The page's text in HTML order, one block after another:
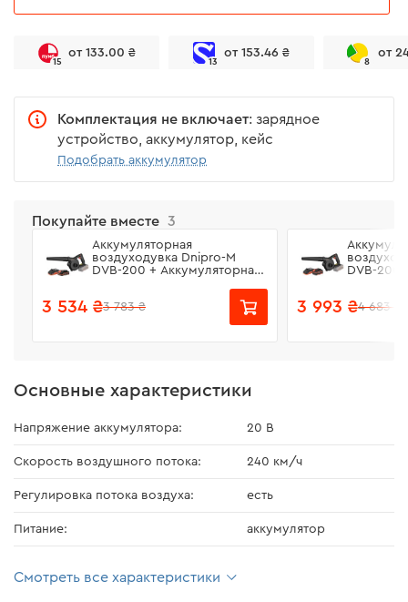
15
от 133.00 ₴
13
от 153.46 ₴
8
от
Комплектация не включает: зарядное
устройство, аккумулятор, кейс
Подобрать аккумулятор
Покупайте вместе 3
Аккумуляторная
воздуходувка Dnipro-M
DVB-200 + Аккумуляторная
3 534 ₴3 783 ₴
DVB-200
3 993 ₴4 683 ₴
Основные характеристики
Напряжение аккумулятора: 20 В
Скорость воздушного потока: 240 км/ч
Регулировка потока воздуха: есть
Питание: аккумулятор
Смотреть все характеристики